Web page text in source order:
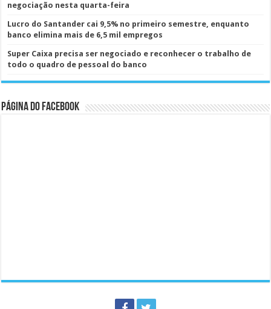
negociação nesta quarta-feira
Lucro do Santander cai 9,5% no primeiro semestre, enquanto
banco elimina mais de 6,5 mil empregos
Super Caixa precisa ser negociado e reconhecer o trabalho de
todo o quadro de pessoal do banco
Página do Facebook